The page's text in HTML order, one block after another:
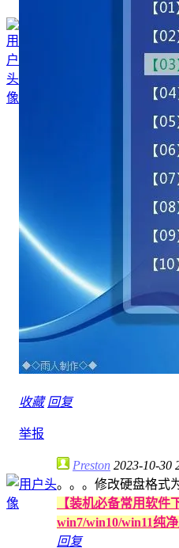
收藏 回复
举报
Preston 2023-10-30
。。。修改硬盘格式
【装机必备常用软件
win7/win10/win11纯
回复